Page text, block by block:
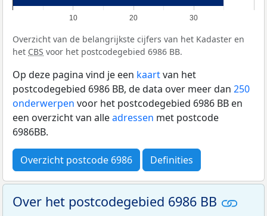
10 20 30
Overzicht van de belangrijkste cijfers van het Kadaster en
het CBS voor het postcodegebied 6986 BB.
Op deze pagina vind je een kaartvan het
postcodegebied 6986 BB, de data over meer dan 250
onderwerpen voor het postcodegebied 6986 BB en
een overzicht van alleadressen met postcode
6986BB.
Overzicht postcode 6986 Definities
Over het postcodegebied 6986 BB